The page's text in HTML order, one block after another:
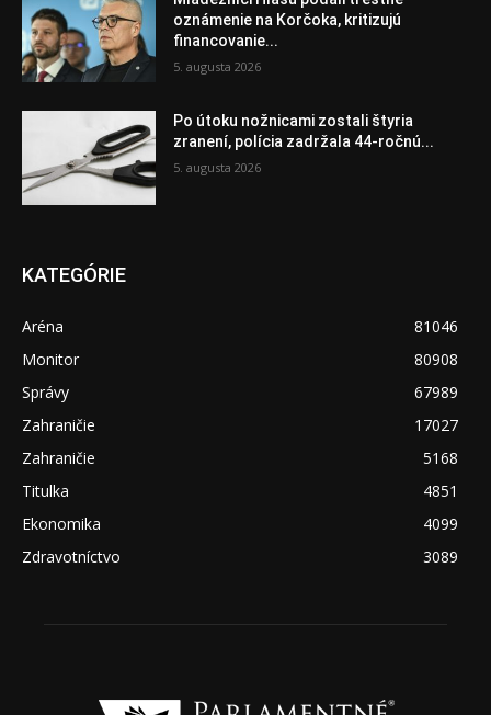
oznámenie na Korčoka, kritizujú
financovanie...
5. augusta 2026
Po útoku nožnicami zostali štyria
zranení, polícia zadržala 44-ročnú...
5. augusta 2026
KATEGÓRIE
Aréna
81046
Monitor
80908
Správy
67989
Zahraničie
17027
Zahraničie
5168
Titulka
4851
Ekonomika
4099
Zdravotníctvo
3089